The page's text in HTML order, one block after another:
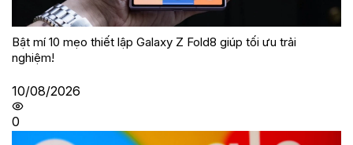
Bật mí 10 mẹo thiết lập Galaxy Z Fold8 giúp tối ưu trải
nghiệm!
10/08/2026
0